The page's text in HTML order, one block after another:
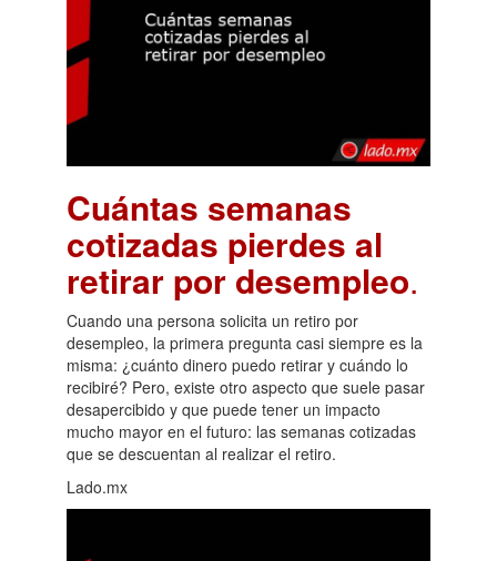
Cuántas semanas
cotizadas pierdes al
retirar por desempleo.
Cuando una persona solicita un retiro por
desempleo, la primera pregunta casi siempre es la
misma: ¿cuánto dinero puedo retirar y cuándo lo
recibiré? Pero, existe otro aspecto que suele pasar
desapercibido y que puede tener un impacto
mucho mayor en el futuro: las semanas cotizadas
que se descuentan al realizar el retiro.
Lado.mx